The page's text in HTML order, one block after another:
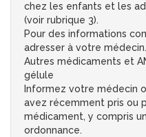
chez les enfants et les
(voir rubrique 3).
Pour des informations
adresser à votre médecin.
Autres médicaments et
gélule
Informez votre médecin
avez récemment pris ou
médicament, y compris
ordonnance.